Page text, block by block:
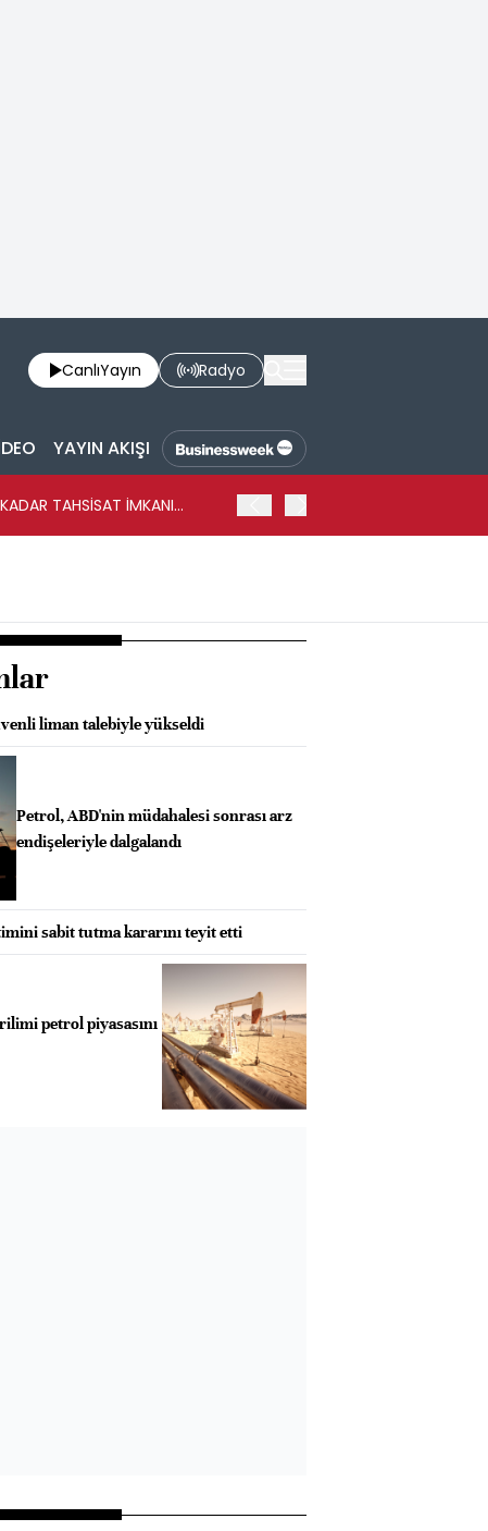
CanlıYayın Radyo
YAYIN AKIŞI
TAHSİSAT İMKANI
liman talebiyle yükseldi
Petrol, ABD'nin müdahalesi sonrası arz
endişeleriyle dalgalandı
sabit tutma kararını teyit etti
petrol piyasasını